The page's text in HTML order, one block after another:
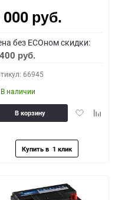
000 руб.
без ECOном скидки:
руб.
66945
В наличии
Добавить
В корзину